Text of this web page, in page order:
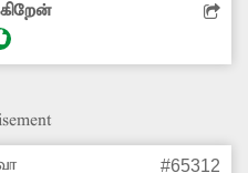
வீசுகிறது.
போதிய
அங்கு வந்து
நிலையத்தில்
#65312